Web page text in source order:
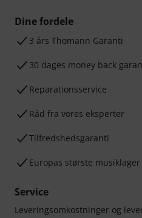
Dine fordele
3 års Thomann Garanti
30 dages money back
Reparationsservice
Råd fra vores eksperter
Tilfredshedsgaranti
Europas største musiklager
Service
Leveringsomkostninger og